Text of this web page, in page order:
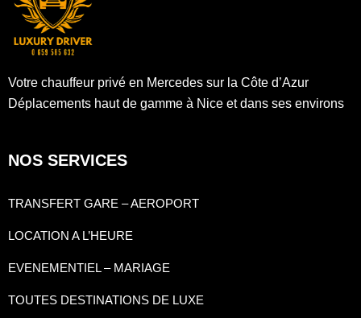
Votre chauffeur privé en Mercedes sur la Côte d’Azur
Déplacements haut de gamme à Nice et dans ses environs
NOS SERVICES
TRANSFERT GARE – AEROPORT
LOCATION A L’HEURE
EVENEMENTIEL – MARIAGE
TOUTES DESTINATIONS DE LUXE